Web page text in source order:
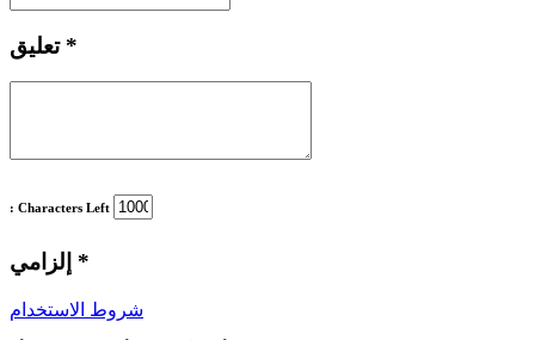
تعليق *
: Characters Left
*
شروط الاستخدام